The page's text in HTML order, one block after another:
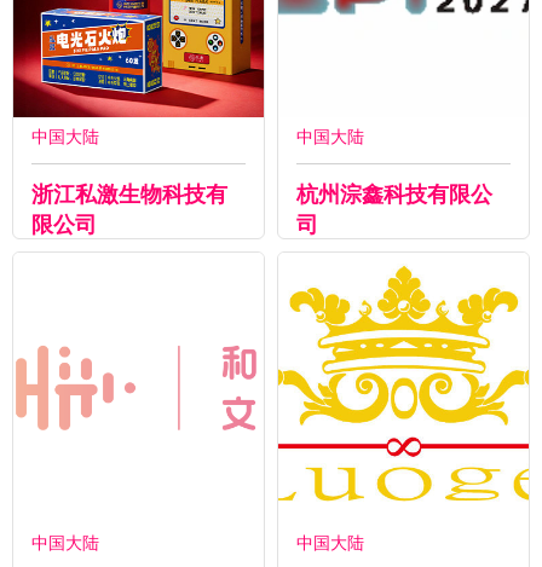
中国大陆
浙江私激生物科技有
限公司
中国大陆
杭州淙鑫科技有限公
司
中国大陆 中国大陆